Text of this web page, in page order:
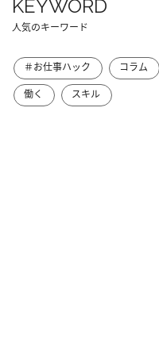
KEYWORD
人気のキーワード
＃お仕事ハック コラム
働く
スキル